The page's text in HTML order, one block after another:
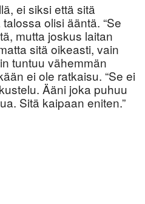
ei siksi että sitä
olisi ääntä. “Se
mutta joskus laitan
sitä oikeasti, vain
tuntuu vähemmän
ei ole ratkaisu. “Se ei
Ääni joka puhuu
Sitä kaipaan eniten.”